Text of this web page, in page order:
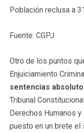
Población reclusa a
Fuente: CGPJ
Otro de los puntos
Enjuiciamiento
sentencias
Tribunal
Derechos Humanos
puesto en un brete